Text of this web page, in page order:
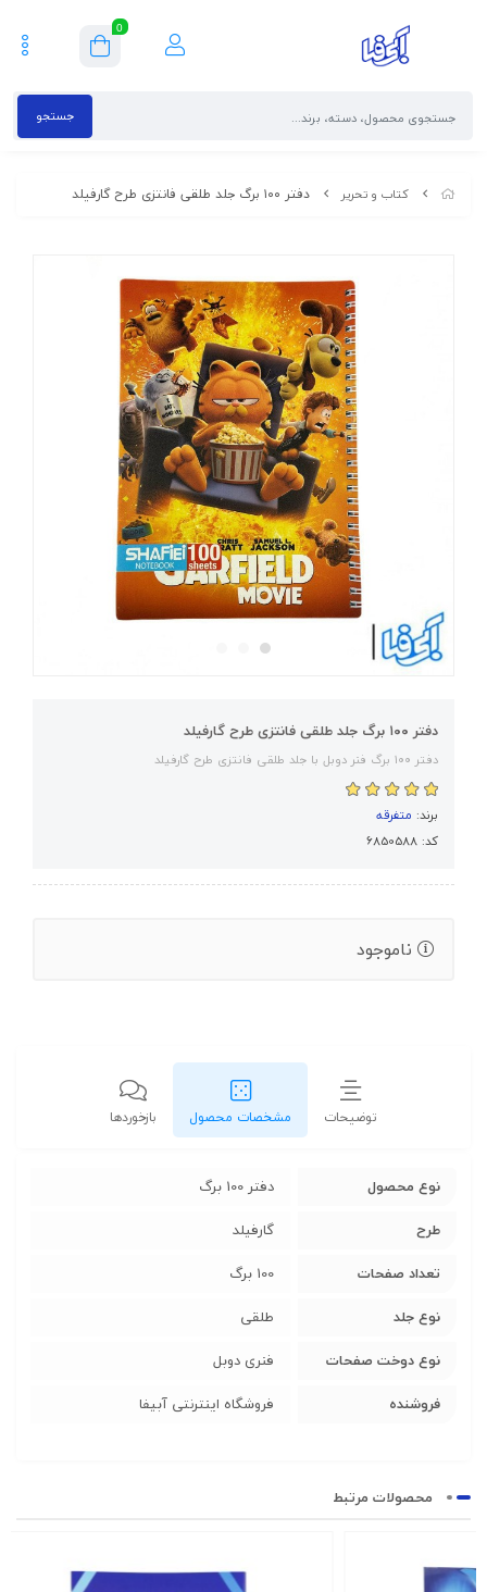
0
جستجو
کتاب و تحریر دفتر ۱۰۰ برگ جلد طلقی فانتزی طرح گارفیلد
دفتر ۱۰۰ برگ جلد طلقی فانتزی طرح گارفیلد
دفتر ۱۰۰ برگ فنر دوبل با جلد طلقی فانتزی طرح گارفیلد
برند: متفرقه
کد: 6850588
ناموجود
توضیحات مشخصات محصول بازخوردها
نوع محصول
دفتر 100 برگ
طرح
گارفیلد
تعداد صفحات
100 برگ
نوع جلد
طلقی
نوع دوخت صفحات
فنری دوبل
فروشنده
فروشگاه اینترنتی آبیفا
محصولات مرتبط